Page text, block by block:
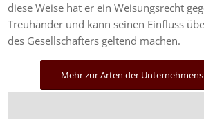
diese Weise hat er ein Weisungsrecht
Treuhänder und kann seinen Einfluss
des Gesellschafters geltend machen.
Mehr zur Arten der